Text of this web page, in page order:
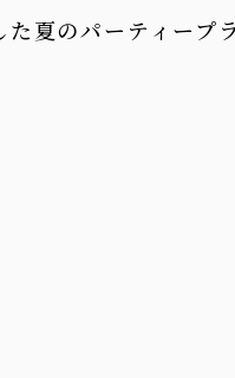
夏のパーティープ